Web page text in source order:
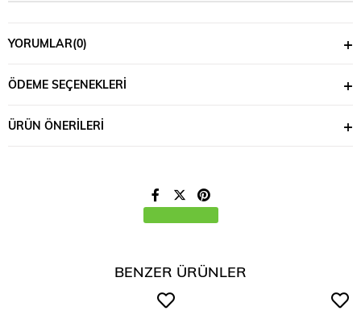
YORUMLAR(0)
ÖDEME SEÇENEKLERI
ÜRÜN ÖNERILERI
BENZER ÜRÜNLER